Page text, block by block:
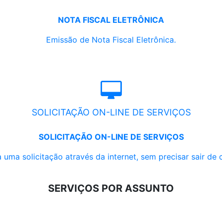
NOTA FISCAL ELETRÔNICA
Emissão de Nota Fiscal Eletrônica.
SOLICITAÇÃO ON-LINE DE SERVIÇOS
SOLICITAÇÃO ON-LINE DE SERVIÇOS
uma solicitação através da internet, sem precisar sair de
SERVIÇOS POR ASSUNTO